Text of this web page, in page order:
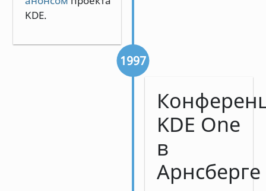
KDE.
1997
KDE One
в
Арнсберге